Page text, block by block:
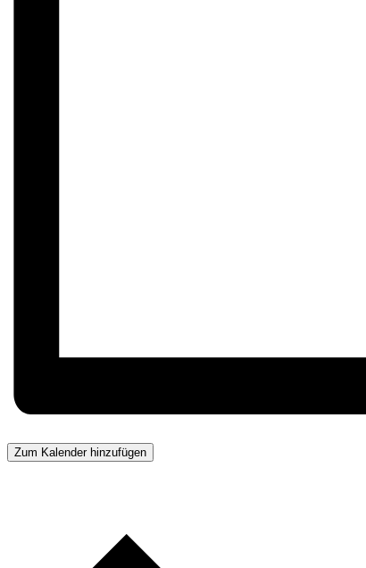
Zum Kalender hinzufügen